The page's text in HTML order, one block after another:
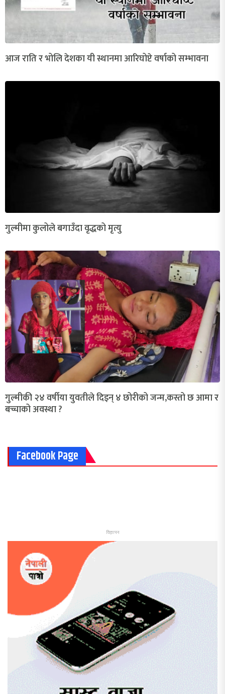
आज राति र भोलि देशका यी स्थानमा आरिघोप्टे वर्षाको सम्भावना
गुल्मीमा कुलोले बगाउँदा वृद्धको मृत्यु
गुल्मीकी २४ वर्षीया युवतीले दिइन् ४ छोरीको जन्म,कस्तो छ आमा र
बच्चाको अवस्था ?
Facebook Page
विज्ञापन